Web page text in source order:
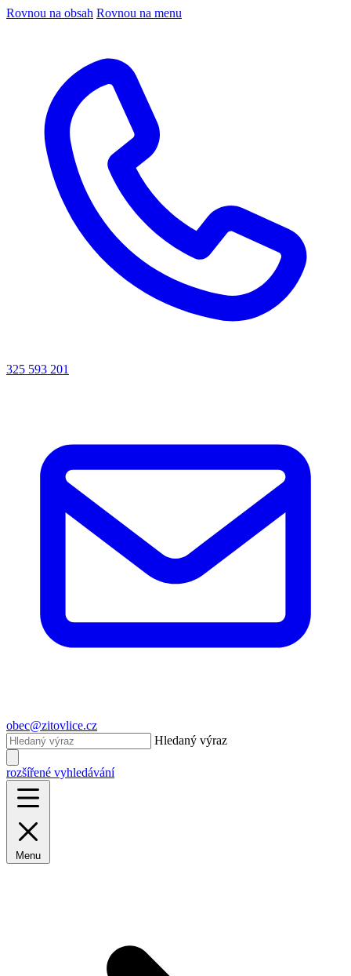
Rovnou na obsah Rovnou na menu
325 593 201
obec@zitovlice.cz
Hledaný výraz
rozšířené vyhledávání
Menu